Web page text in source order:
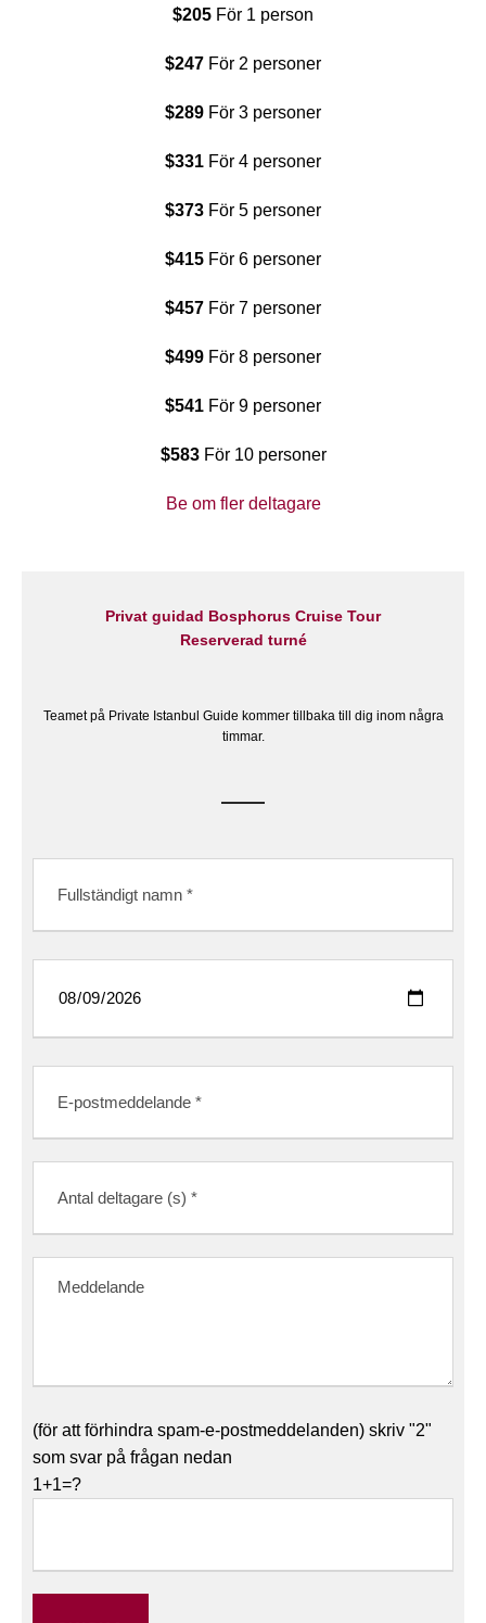
$205 För 1 person
$247 För 2 personer
$289 För 3 personer
$331 För 4 personer
$373 För 5 personer
$415 För 6 personer
$457 För 7 personer
$499 För 8 personer
$541 För 9 personer
$583För 10 personer
Be om fler deltagare
Privat guidad Bosphorus Cruise Tour
Reserverad turné
Teamet på Private Istanbul Guide kommer tillbaka till dig inom några
timmar.
(för att förhindra spam-e-postmeddelanden) skriv "2"
som svar på frågan nedan
1+1=?